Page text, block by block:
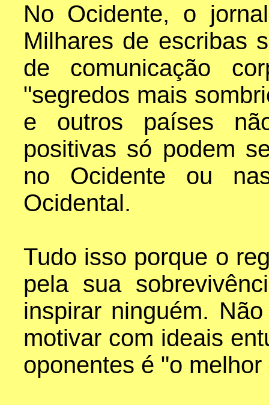
No Ocidente, o
Milhares de escribas
de comunicação
"segredos mais
e outros países
positivas só podem
no Ocidente ou
Ocidental.
Tudo isso porque o
pela sua
inspirar ninguém.
motivar com ideais
oponentes é "o